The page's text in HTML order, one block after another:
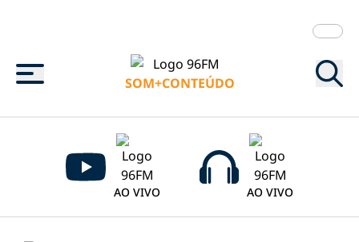
Menu
SOM+CONTEÚDO
AO VIVO AO VIVO